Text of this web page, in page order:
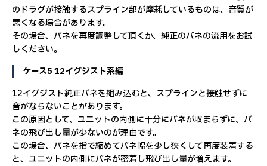
のドラグが接触するスプライン部が摩耗しているものは、音質が
悪くなる場合があります。
その場合、バネを再度調整して頂くか、純正のバネの流用をお試
しください。
ケース5 12イグジスト系編
12イグジスト純正バネを組み込むと、スプラインと接触せずに
音がならないことがあります。
この原因として、ユニットの内側に十分にバネが収まらずに、バ
ネの飛び出し量が少ないのが理由です。
この場合、バネを指で縮めてバネ幅を少し狭くして再度装着する
と、ユニットの内側にバネが密着し飛び出し量が増えます。